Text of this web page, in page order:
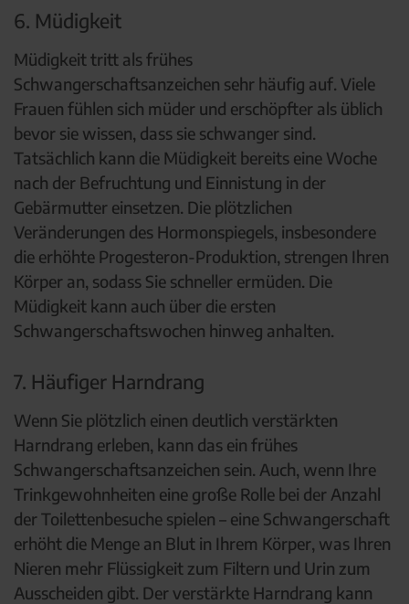
6. Müdigkeit
Müdigkeit tritt als frühes
Schwangerschaftsanzeichen sehr häufig auf. Viele
Frauen fühlen sich müder und erschöpfter als üblich
bevor sie wissen, dass sie schwanger sind.
Tatsächlich kann die Müdigkeit bereits eine Woche
nach der Befruchtung und Einnistung in der
Gebärmutter einsetzen. Die plötzlichen
Veränderungen des Hormonspiegels, insbesondere
die erhöhte Progesteron-Produktion, strengen Ihren
Körper an, sodass Sie schneller ermüden. Die
Müdigkeit kann auch über die ersten
Schwangerschaftswochen hinweg anhalten.
7. Häufiger Harndrang
Wenn Sie plötzlich einen deutlich verstärkten
Harndrang erleben, kann das ein frühes
Schwangerschaftsanzeichen sein. Auch, wenn Ihre
Trinkgewohnheiten eine große Rolle bei der Anzahl
der Toilettenbesuche spielen – eine Schwangerschaft
erhöht die Menge an Blut in Ihrem Körper, was Ihren
Nieren mehr Flüssigkeit zum Filtern und Urin zum
Ausscheiden gibt. Der verstärkte Harndrang kann